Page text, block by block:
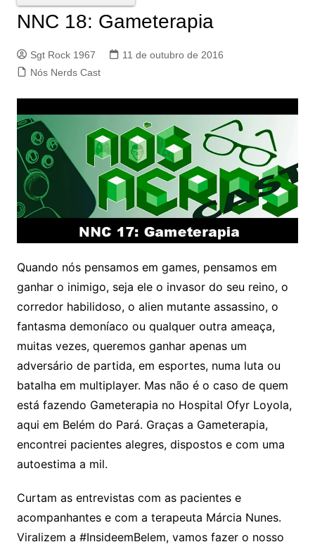
NNC 18: Gameterapia
Sgt Rock 1967
11 de outubro de 2016
Nós Nerds Cast
Quando nós pensamos em games, pensamos em
ganhar o inimigo, seja ele o invasor do seu reino, o
corredor habilidoso, o alien mutante assassino, o
fantasma demoníaco ou qualquer outra ameaça,
muitas vezes, queremos ganhar apenas um
adversário de partida, em esportes, numa luta ou
batalha em multiplayer. Mas não é o caso de quem
está fazendo Gameterapia no Hospital Ofyr Loyola,
aqui em Belém do Pará. Graças a Gameterapia,
encontrei pacientes alegres, dispostos e com uma
autoestima a mil.
Curtam as entrevistas com as pacientes e
acompanhantes e com a terapeuta Márcia Nunes.
Viralizem a #InsideemBelem, vamos fazer o nosso